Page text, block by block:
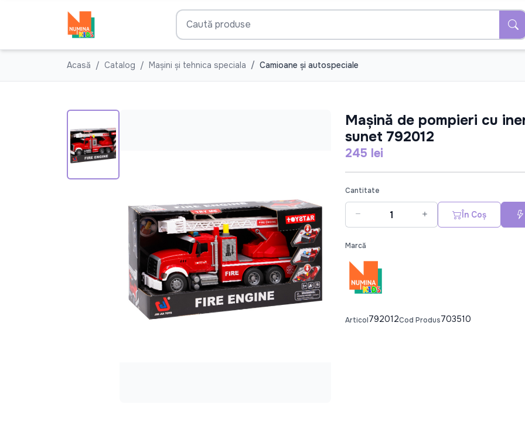
Acasă Catalog Mașini și tehnica speciala Camioane şi autospeciale
Mașină de pompieri cu
sunet 792012
245 lei
Cantitate
În Coș
Marcă
Articol792012Cod Produs703510